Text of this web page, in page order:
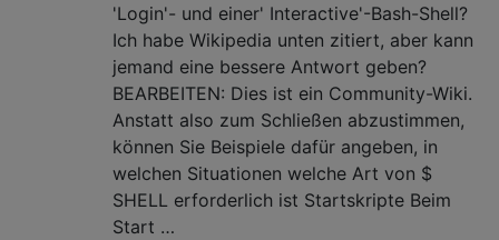
'Login'- und einer' Interactive'-Bash-Shell?
Ich habe Wikipedia unten zitiert, aber kann
jemand eine bessere Antwort geben?
BEARBEITEN: Dies ist ein Community-Wiki.
Anstatt also zum Schließen abzustimmen,
können Sie Beispiele dafür angeben, in
welchen Situationen welche Art von $
SHELL erforderlich ist Startskripte Beim
Start …